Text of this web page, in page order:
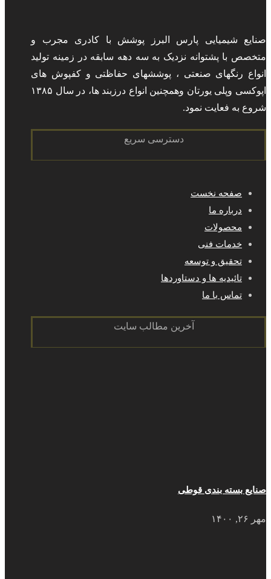
صنایع شیمیایی پارس البرز پوشش با کادری مجرب و
متخصص با پشتوانه نزدیک به سه دهه سابقه در زمینه تولید
انواع رنگهای صنعتی ، پوششهای حفاظتی و کفپوش های
اپوکسی وپلی یورتان وهمچنین انواع درزبند ها، در سال ۱۳۸۵
شروع به فعایت نمود.
دسترسی سریع
صفحه نخست
درباره ما
محصولات
خدمات فنی
تحقیق و توسعه
تائیدیه ها و دستاوردها
تماس با ما
آخرین مطالب سایت
صنایع بسته بندی قوطی
مهر ۲۶, ۱۴۰۰